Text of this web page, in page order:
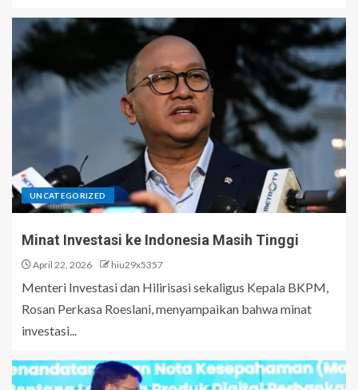
UNCATEGORIZED
Minat Investasi ke Indonesia Masih Tinggi
April 22, 2026 hiu29x5357
Menteri Investasi dan Hilirisasi sekaligus Kepala BKPM,
Rosan Perkasa Roeslani, menyampaikan bahwa minat
investasi...